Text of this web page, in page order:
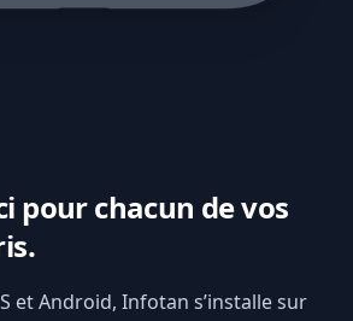
pour chacun de vos
et Android, Infotan s’installe sur